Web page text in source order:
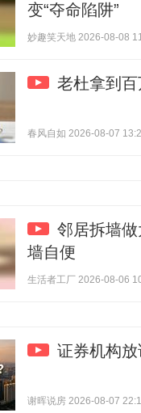
变“夺命陷阱”
妙趣笑天地 2026-08-08
老杜拿到
春风自如 2026-08-07
邻居拆墙
墙自便
生活者工厂 2026-08-06
证券机构
谢晖说房 2026-08-07